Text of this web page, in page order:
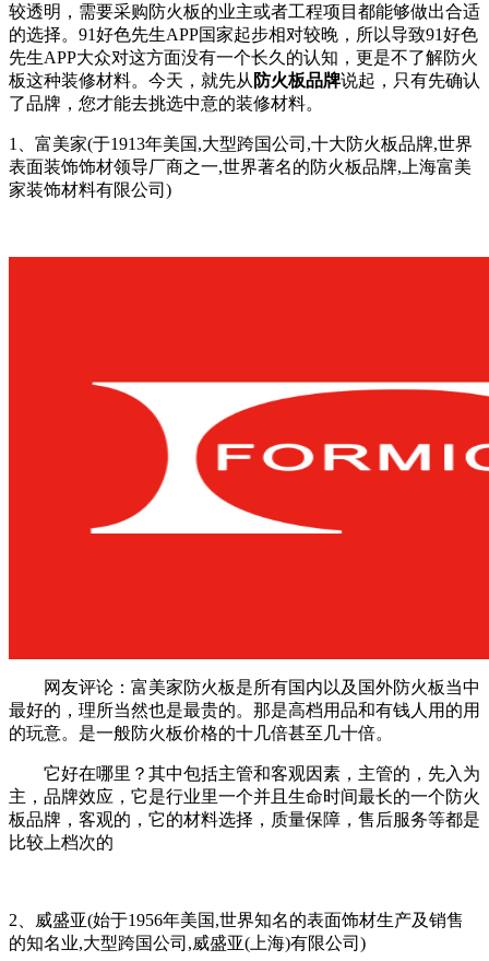
较透明，需要采购防火板的业主或者工程项目都能够做出合适
的选择。91好色先生APP国家起步相对较晚，所以导致91好色
先生APP大众对这方面没有一个长久的认知，更是不了解防火
板这种装修材料。今天，就先从 防火板品牌说起，只有先确认
了品牌，您才能去挑选中意的装修材料。
1、富美家(于1913年美国,大型跨国公司,十大防火板品牌,世界
表面装饰饰材领导厂商之一,世界著名的防火板品牌,上海富美
家装饰材料有限公司)
网友评论：富美家防火板是所有国内以及国外防火板当中
最好的，理所当然也是最贵的。那是高档用品和有钱人用的用
的玩意。是一般防火板价格的十几倍甚至几十倍。
它好在哪里？其中包括主管和客观因素，主管的，先入为
主，品牌效应，它是行业里一个并且生命时间最长的一个防火
板品牌，客观的，它的材料选择，质量保障，售后服务等都是
比较上档次的
2、威盛亚(始于1956年美国,世界知名的表面饰材生产及销售
的知名业,大型跨国公司,威盛亚(上海)有限公司)